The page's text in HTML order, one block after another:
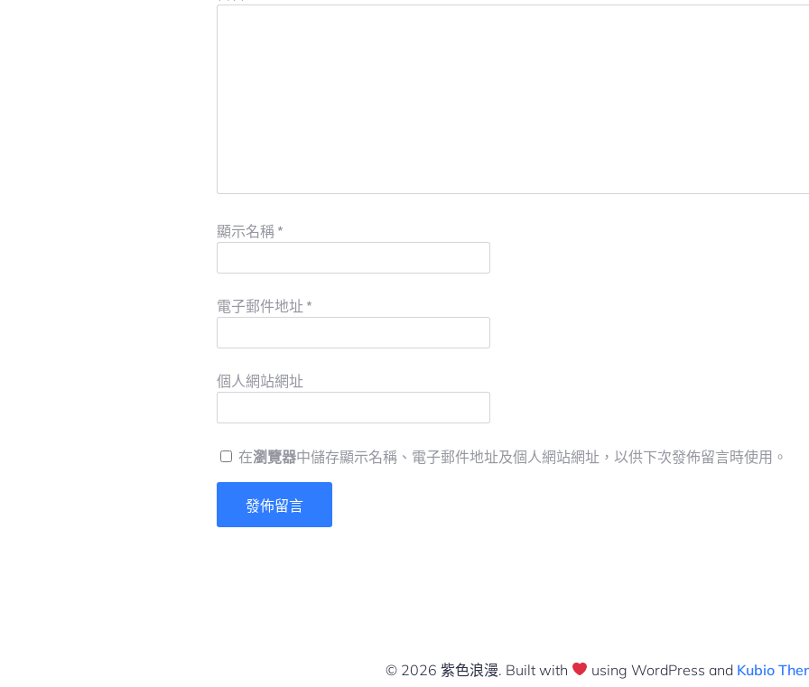
顯示名稱 *
電子郵件地址 *
個人網站網址
在瀏覽器中儲存顯示名稱、電子郵件地址及個人網站網址，以供下次發佈留言時使用。
© 2026 紫色浪漫. Built with using WordPress and Kubio